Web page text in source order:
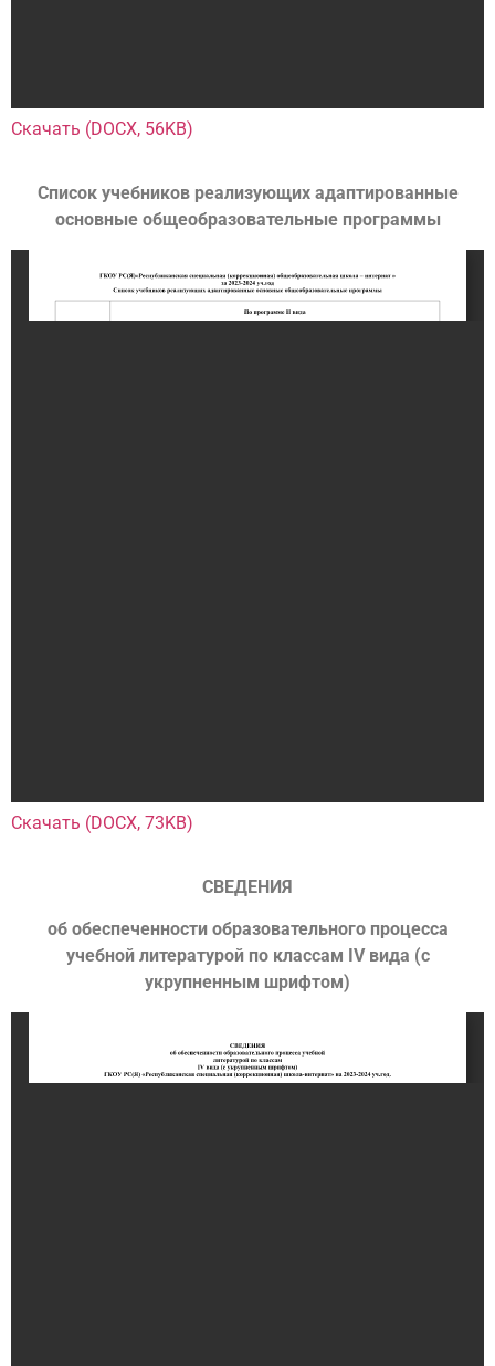
Скачать (DOCX, 56KB)
Список учебников реализующих адаптированные
основные общеобразовательные программы
Скачать (DOCX, 73KB)
СВЕДЕНИЯ
об обеспеченности образовательного процесса
учебной литературой по классам IV вида (с
укрупненным шрифтом)